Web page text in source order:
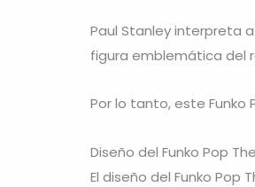
Paul Stanleyinterpreta a
figura emblemática del
Por lo tanto, este
Diseño del Funko Pop
El diseño del Funko